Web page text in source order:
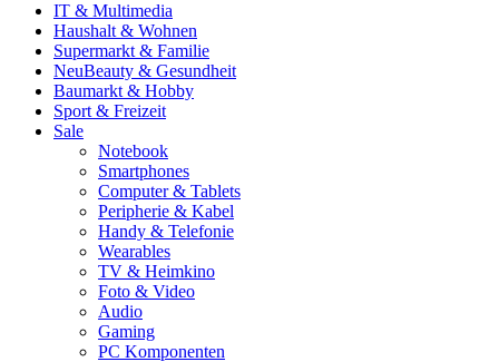
IT & Multimedia
Haushalt & Wohnen
Supermarkt & Familie
NeuBeauty & Gesundheit
Baumarkt & Hobby
Sport & Freizeit
Sale
Notebook
Smartphones
Computer & Tablets
Peripherie & Kabel
Handy & Telefonie
Wearables
TV & Heimkino
Foto & Video
Audio
Gaming
PC Komponenten